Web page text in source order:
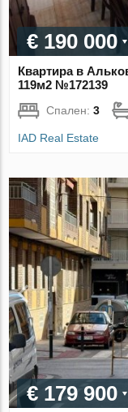
€ 190 000
Квартира в
119м2 №172139
Спален:3
IAD Real Estate
€ 179 900